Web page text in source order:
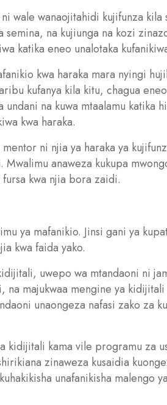
wale wanaojitahidi kujifunza kila
na kujiunga na kozi
katika eneo unalotaka
kwa haraka mara nyingi
kufanya kila kitu, chagua
na kuwa mtaalamu katika
kwa haraka.
ni njia ya haraka ya
Mwalimu anaweza kukupa
kwa njia bora zaidi.
ya mafanikio. Jinsi gani ya
kwa faida yako.
uwepo wa mtandaoni ni
na majukwaa mengine ya kidijitali
unaongeza nafasi zako za
kidijitali kama vile programu za
zinaweza kusaidia
unafanikisha malengo